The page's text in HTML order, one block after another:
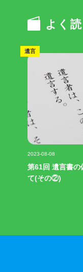
よく
遺言
2023-08-08
第61回 遺言書の
て(その②)